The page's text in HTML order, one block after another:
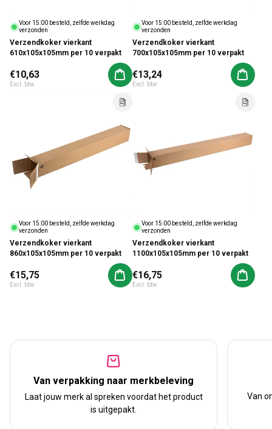
Voor 15:00 besteld, zelfde werkdag
verzonden
Verzendkoker vierkant
610x105x105mm per 10 verpakt
Normale prijs
€10,63
Excl. btw
Aan winkelwagen toevoegen
Voor 15:00 besteld, zelfde werkdag
verzonden
Verzendkoker vierkant
700x105x105mm per 10 verpakt
Normale prijs
€13,24
Excl. btw
Aan
Voor 15:00 besteld, zelfde werkdag
verzonden
Verzendkoker vierkant
860x105x105mm per 10 verpakt
Normale prijs
€15,75
Excl. btw
Aan winkelwagen toevoegen
Voor 15:00 besteld, zelfde werkdag
verzonden
Verzendkoker vierkant
1100x105x105mm per 10 verpakt
Normale prijs
€16,75
Excl. btw
Aan
Van verpakking naar merkbeleving
Laat jouw merk al spreken voordat het product
is uitgepakt.
Van